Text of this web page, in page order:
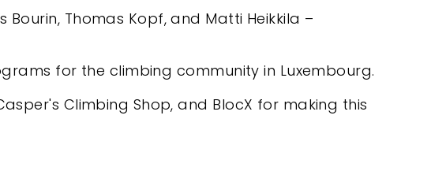
Thomas Kopf, and Matti Heikkila –
for the climbing community in Luxembourg.
Climbing Shop, and BlocX for making this